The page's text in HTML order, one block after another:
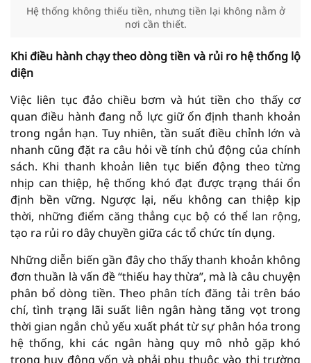
Hệ thống không thiếu tiền, nhưng tiền lại không nằm ở
nơi cần thiết.
Khi điều hành chạy theo dòng tiền và rủi ro hệ thống lộ
diện
Việc liên tục đảo chiều bơm và hút tiền cho thấy cơ
quan điều hành đang nỗ lực giữ ổn định thanh khoản
trong ngắn hạn. Tuy nhiên, tần suất điều chỉnh lớn và
nhanh cũng đặt ra câu hỏi về tính chủ động của chính
sách. Khi thanh khoản liên tục biến động theo từng
nhịp can thiệp, hệ thống khó đạt được trạng thái ổn
định bền vững. Ngược lại, nếu không can thiệp kịp
thời, những điểm căng thẳng cục bộ có thể lan rộng,
tạo ra rủi ro dây chuyền giữa các tổ chức tín dụng.
Những diễn biến gần đây cho thấy thanh khoản không
đơn thuần là vấn đề “thiếu hay thừa”, mà là câu chuyện
phân bổ dòng tiền. Theo phân tích đăng tải trên báo
chí, tình trạng lãi suất liên ngân hàng tăng vọt trong
thời gian ngắn chủ yếu xuất phát từ sự phân hóa trong
hệ thống, khi các ngân hàng quy mô nhỏ gặp khó
trong huy động vốn và phải phụ thuộc vào thị trường